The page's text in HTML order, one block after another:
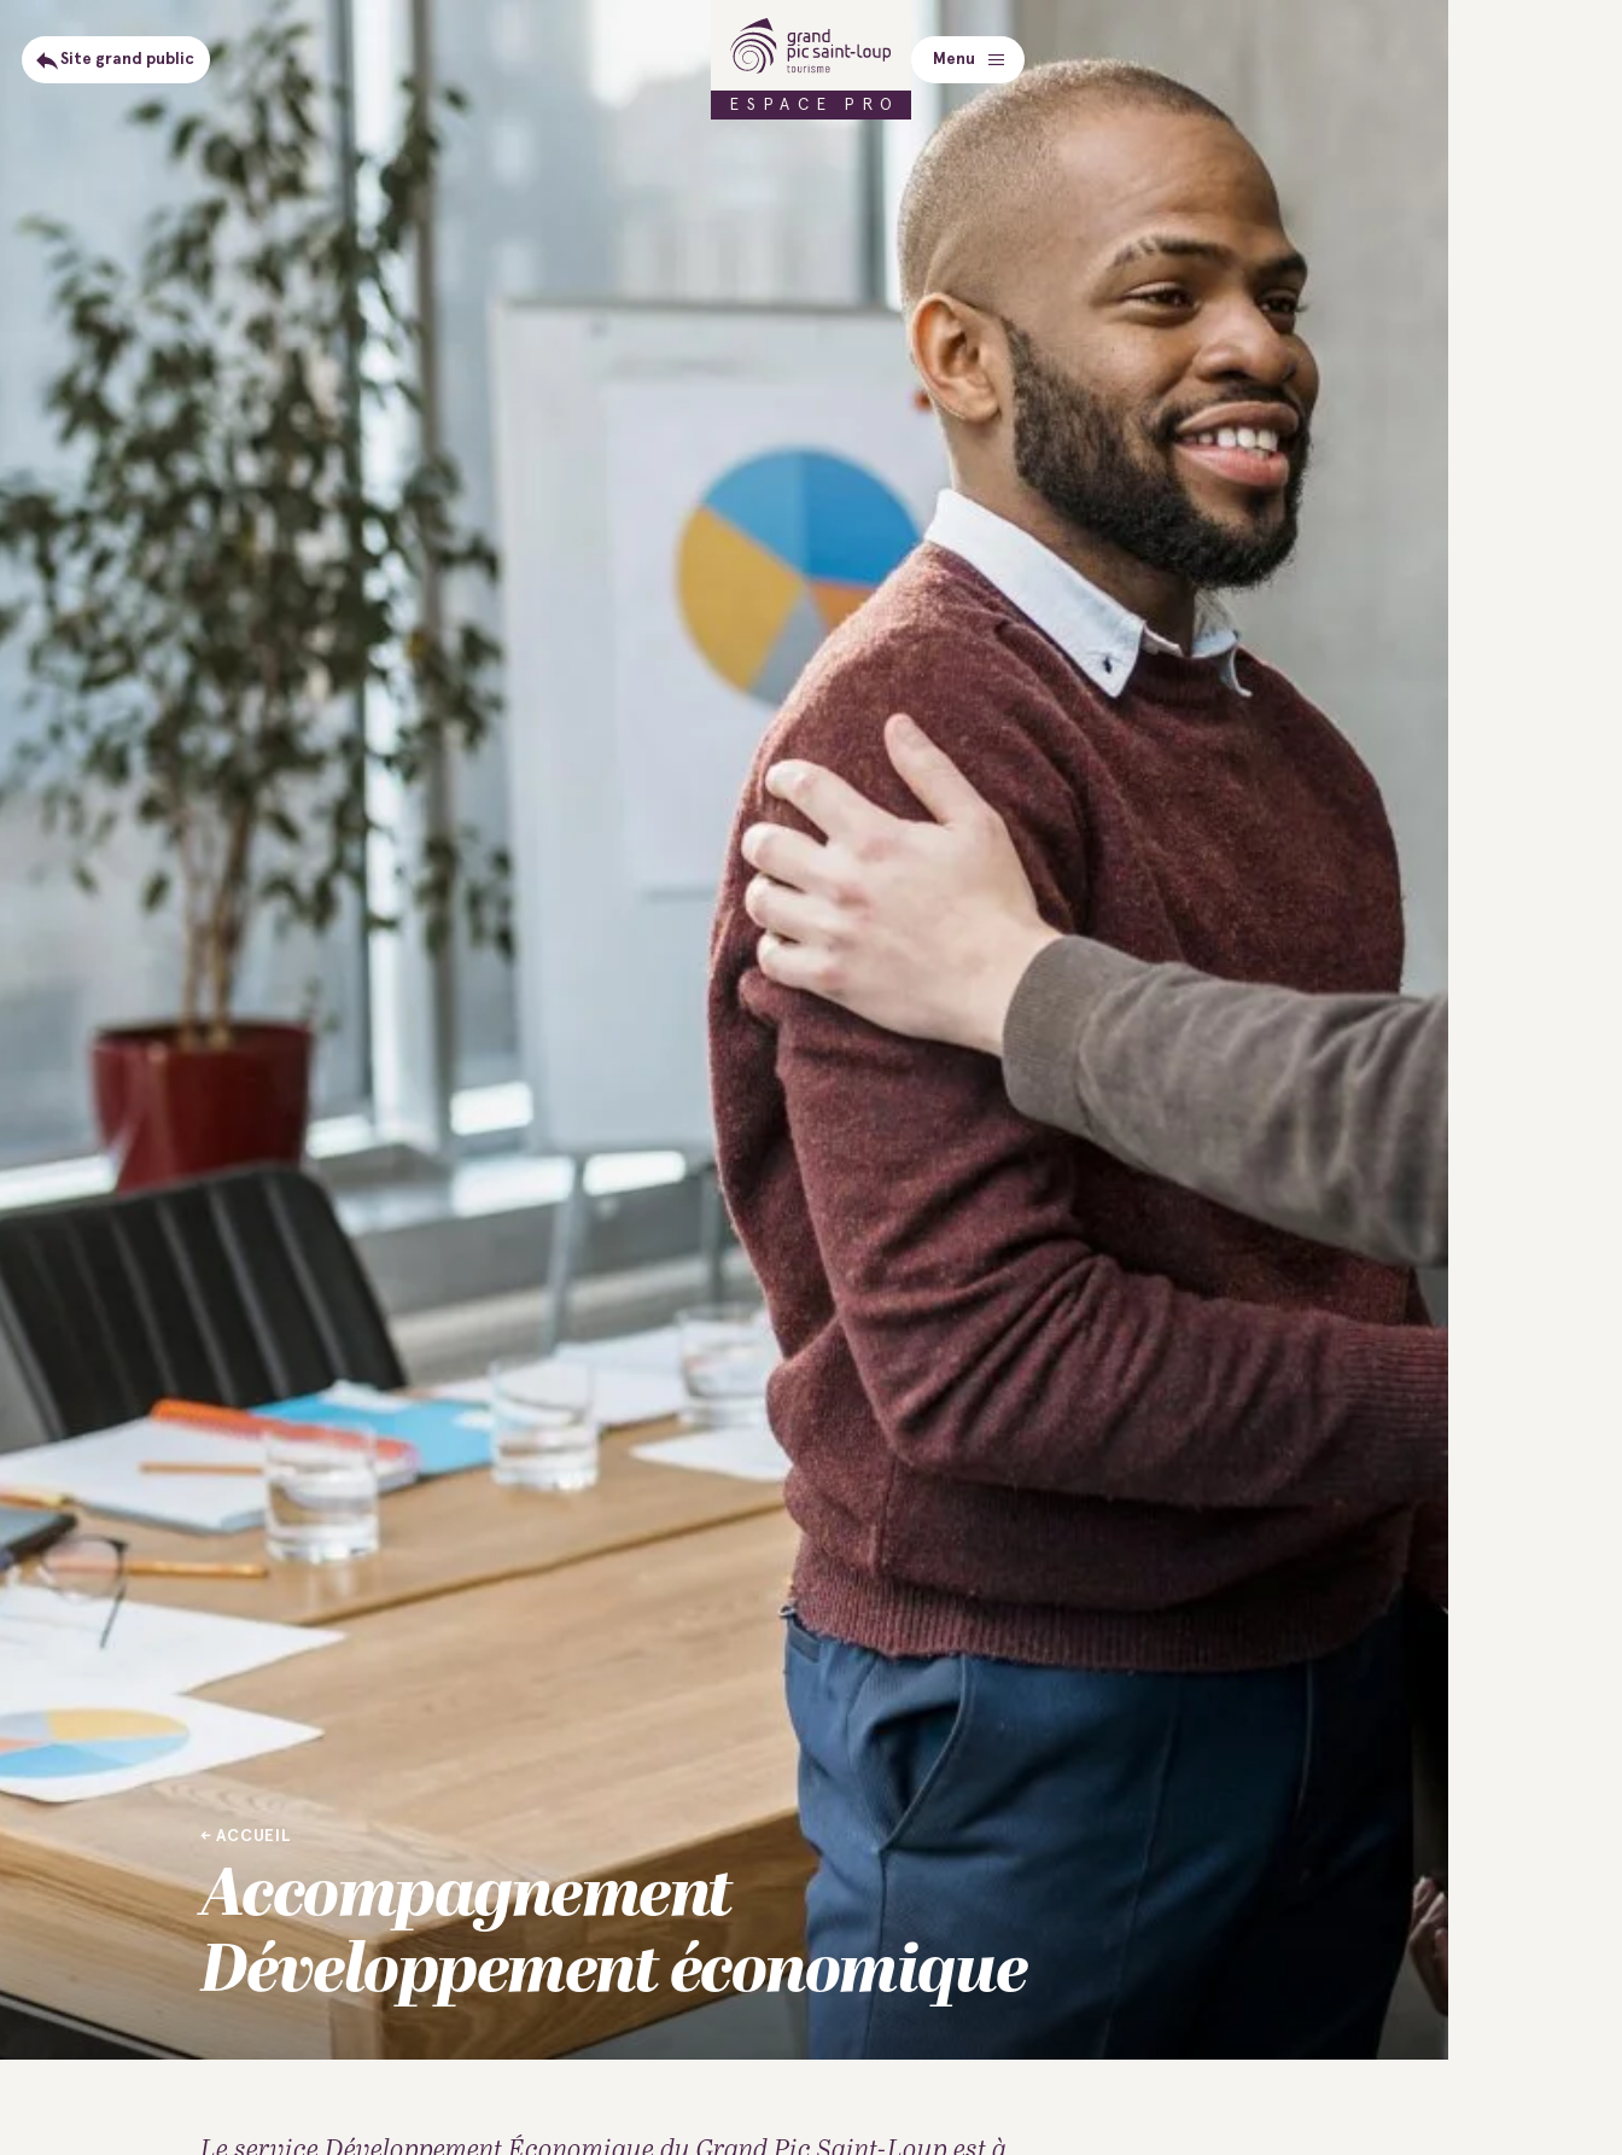
Site grand public
ESPACE PRO
Menu
ACCUEIL
Accompagnement
Développement économique
Le service Développement Économique du Grand Pic Saint-Loup est à